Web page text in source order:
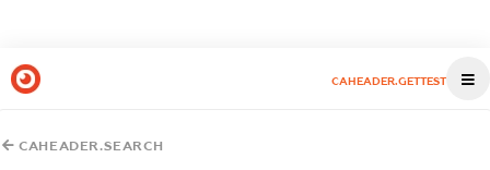
CAHEADER.GETTEST
CAHEADER.SEARCH